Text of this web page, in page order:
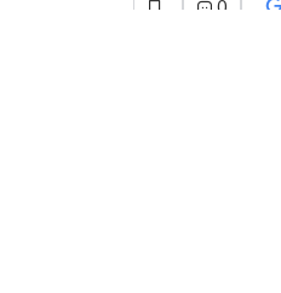
0